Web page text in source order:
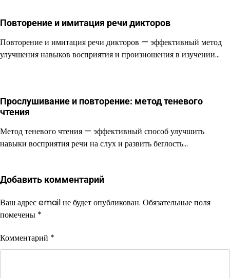
Повторение и имитация речи дикторов
Повторение и имитация речи дикторов — эффективный метод
улучшения навыков восприятия и произношения в изучении…
Прослушивание и повторение: метод теневого
чтения
Метод теневого чтения — эффективный способ улучшить
навыки восприятия речи на слух и развить беглость…
Добавить комментарий
Ваш адрес email не будет опубликован. Обязательные поля
помечены *
Комментарий *